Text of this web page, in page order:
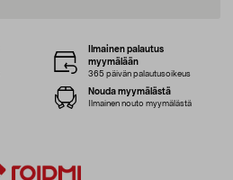
Ilmainen palautus
myymälään
365 päivän palautusoikeus
Nouda myymälästä
Ilmainen nouto myymälästä